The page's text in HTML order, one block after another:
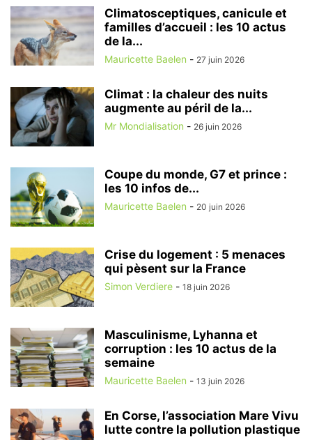
Climatosceptiques, canicule et
familles d’accueil : les 10 actus
de la...
Mauricette Baelen - 27 juin 2026
Climat : la chaleur des nuits
augmente au péril de la...
Mr Mondialisation - 26 juin 2026
Coupe du monde, G7 et prince :
les 10 infos de...
Mauricette Baelen - 20 juin 2026
Crise du logement : 5 menaces
qui pèsent sur la France
Simon Verdiere - 18 juin 2026
Masculinisme, Lyhanna et
corruption : les 10 actus de la
semaine
Mauricette Baelen - 13 juin 2026
En Corse, l’association Mare Vivu
lutte contre la pollution plastique